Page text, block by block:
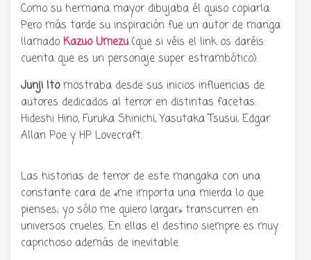
Como su hermana mayor dibujaba él quiso copiarla.
Pero más tarde su inspiración fue un autor de manga
llamado Kazuo Umezu(que si véis el link os daréis
cuenta que es un personaje super estrambótico).
Junji Itomostraba desde sus inicios influencias de
autores dedicados al terror en distintas facetas:
Hideshi Hino, Furuka Shinichi, Yasutaka Tsusui, Edgar
Allan Poe y HP Lovecraft.
Las historias de terror de este mangaka con una
constante cara de «me importa una mierda lo que
pienses; yo sólo me quiero largar» transcurren en
universos crueles. En ellas el destino siempre es muy
caprichoso además de inevitable.